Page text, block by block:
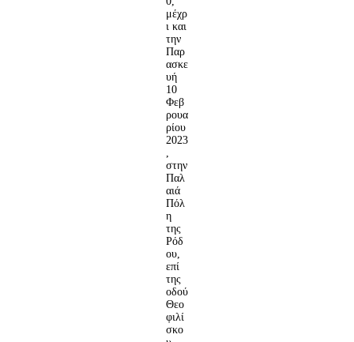
μέχρ
ι και
την
Παρ
ασκε
υή
10
Φεβ
ρουα
ρίου
2023
,
στην
Παλ
αιά
Πόλ
η
της
Ρόδ
ου,
επί
της
οδού
Θεο
φιλί
σκο